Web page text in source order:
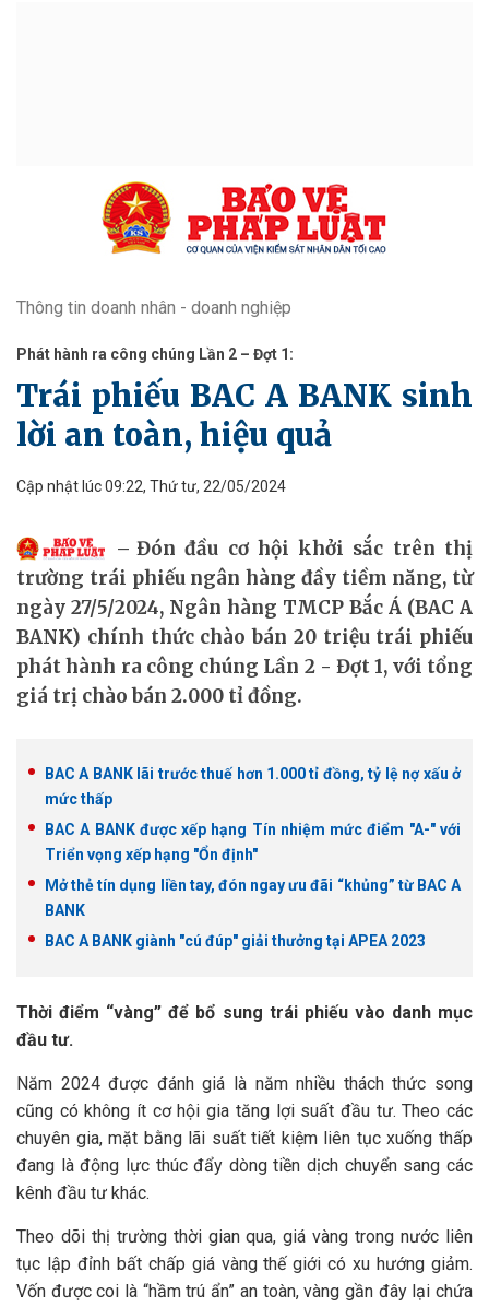
Thông tin doanh nhân - doanh nghiệp
Phát hành ra công chúng Lần 2 – Đợt 1:
Trái phiếu BAC A BANK sinh
lời an toàn, hiệu quả
Cập nhật lúc 09:22, Thứ tư, 22/05/2024
Đón đầu cơ hội khởi sắc trên thị
trường trái phiếu ngân hàng đầy tiềm năng, từ
ngày 27/5/2024, Ngân hàng TMCP Bắc Á (BAC A
BANK) chính thức chào bán 20 triệu trái phiếu
phát hành ra công chúng Lần 2 - Đợt 1, với tổng
giá trị chào bán 2.000 tỉ đồng.
BAC A BANK lãi trước thuế hơn 1.000 tỉ đồng, tỷ lệ nợ xấu ở
mức thấp
BAC A BANK được xếp hạng Tín nhiệm mức điểm "A-" với
Triển vọng xếp hạng "Ổn định"
Mở thẻ tín dụng liền tay, đón ngay ưu đãi “khủng” từ BAC A
BANK
BAC A BANK giành "cú đúp" giải thưởng tại APEA 2023
Thời điểm “vàng” để bổ sung trái phiếu vào danh mục
đầu tư.
Năm 2024 được đánh giá là năm nhiều thách thức song
cũng có không ít cơ hội gia tăng lợi suất đầu tư. Theo các
chuyên gia, mặt bằng lãi suất tiết kiệm liên tục xuống thấp
đang là động lực thúc đẩy dòng tiền dịch chuyển sang các
kênh đầu tư khác.
Theo dõi thị trường thời gian qua, giá vàng trong nước liên
tục lập đỉnh bất chấp giá vàng thế giới có xu hướng giảm.
Vốn được coi là “hầm trú ẩn” an toàn, vàng gần đây lại chứa